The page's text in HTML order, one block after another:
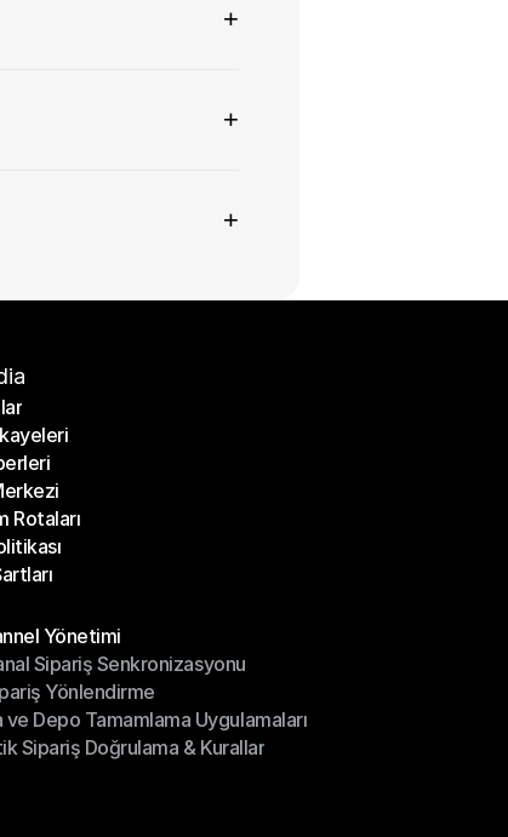
+
+
+
Rotaları
Yönetimi
Yönetimi
Sipariş Senkronizasyonu
Sipariş Senkronizasyonu
Yönlendirme
Yönlendirme
Depo Tamamlama Uygulamaları
Depo Tamamlama Uygulamaları
Sipariş Doğrulama & Kurallar